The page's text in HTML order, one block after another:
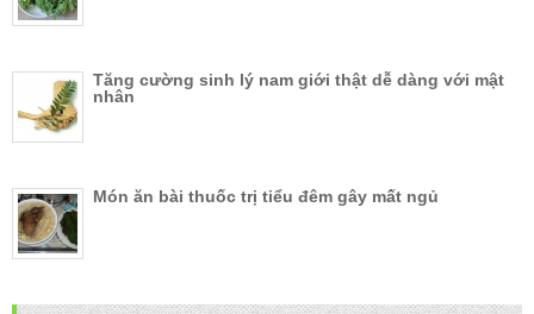
Tăng cường sinh lý nam giới thật dễ dàng với mật
nhân
Món ăn bài thuốc trị tiểu đêm gây mất ngủ